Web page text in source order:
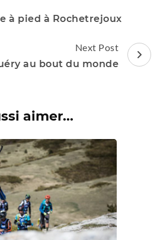
à pied à Rochetrejoux
Next Post
au bout du monde
aimer...